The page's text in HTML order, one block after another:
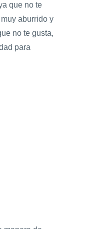
que no te
aburrido y
no te gusta,
para